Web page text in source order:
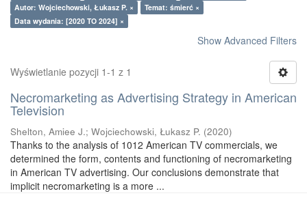
Autor: Wojciechowski, Łukasz P. ×
Temat: śmierć ×
Data wydania: [2020 TO 2024] ×
Show Advanced Filters
Wyświetlanie pozycji 1-1 z 1
Necromarketing as Advertising Strategy in American
Television
Shelton, Amiee J.; Wojciechowski, Łukasz P. (2020)
Thanks to the analysis of 1012 American TV commercials, we
determined the form, contents and functioning of necromarketing
in American TV advertising. Our conclusions demonstrate that
implicit necromarketing is a more ...